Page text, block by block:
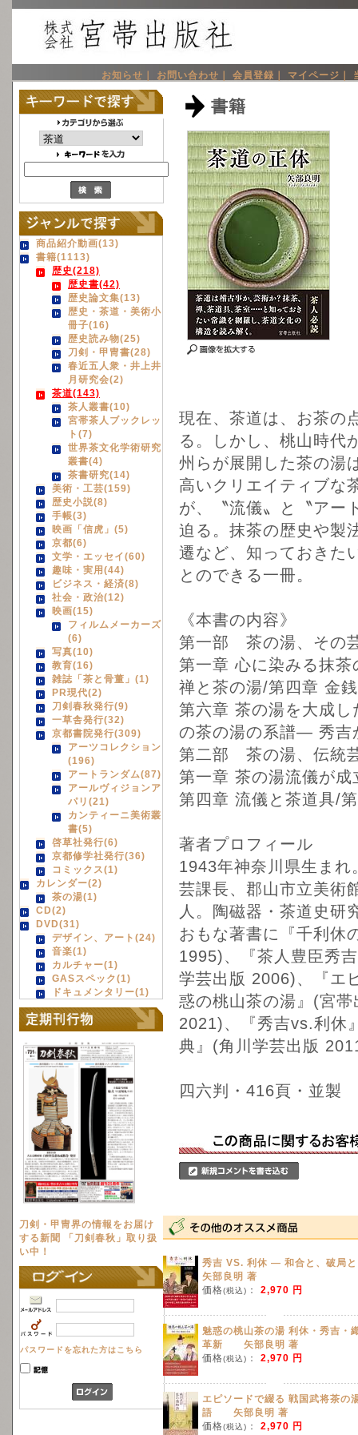
お知らせ｜ お問い合わせ｜ 会員登録｜ マイページ｜
商品紹介動画(13)
書籍(1113)
歴史(218)
歴史書(42)
歴史論文集(13)
歴史・茶道・美術小
冊子(16)
歴史読み物(25)
刀剣・甲冑書(28)
春近五人衆・井上井
月研究会(2)
茶道(143)
茶人叢書(10)
宮帯茶人ブックレッ
ト(7)
世界茶文化学術研究
叢書(4)
茶書研究(14)
美術・工芸(159)
歴史小説(8)
手帳(3)
映画「信虎」(5)
京都(6)
文学・エッセイ(60)
趣味・実用(44)
ビジネス・経済(8)
社会・政治(12)
映画(15)
フィルムメーカーズ
(6)
写真(10)
教育(16)
雑誌「茶と骨董」(1)
PR現代(2)
刀剣春秋発行(9)
一草舎発行(32)
京都書院発行(309)
アーツコレクション
(196)
アートランダム(87)
アールヴィジョンア
パリ(21)
カンティーニ美術叢
書(5)
啓草社発行(6)
京都修学社発行(36)
コミックス(1)
カレンダー(2)
茶の湯(1)
CD(2)
DVD(31)
デザイン、アート(24)
音楽(1)
カルチャー(1)
GASスペック(1)
ドキュメンタリー(1)
刀剣・甲冑界の情報をお届け
する新聞 「刀剣春秋」取り扱
い中！
パスワードを忘れた方はこちら
書籍
現在、茶道は、お茶の
る。しかし、桃山時代
州らが展開した茶の湯
高いクリエイティブな
が、〝流儀〟と〝アー
迫る。抹茶の歴史や製
遷など、知っておきた
とのできる一冊。
《本書の内容》
第一部 茶の湯、その
第一章 心に染みる抹
禅と茶の湯/第四章 金
第六章 茶の湯を大成
の茶の湯の系譜― 秀吉
第二部 茶の湯、伝統
第一章 茶の湯流儀が
第四章 流儀と茶道具/
著者プロフィール
1943年神奈川県生ま
芸課長、郡山市立美術
人。陶磁器・茶道史研
おもな著書に『千利休
1995)、『茶人豊臣秀
学芸出版 2006)、『エ
惑の桃山茶の湯』(宮
2021)、『秀吉vs.利休
典』(角川学芸出版
四六判・416頁・並製
秀吉 VS. 利休 ― 和合と、破
矢部良明 著
価格(税込) ： 2,970 円
魅惑の桃山茶の湯 利休・秀吉・
革新 矢部良明 著
価格(税込) ： 2,970 円
エピソードで綴る 戦国武将茶の
語 矢部良明 著
価格(税込) ： 2,970 円